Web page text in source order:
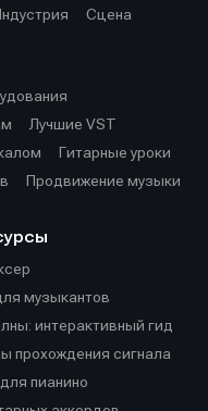
Сцена
Лучшие VST
Гитарные уроки
Продвижение музыки
музыкантов
интерактивный гид
прохождения сигнала
пианино